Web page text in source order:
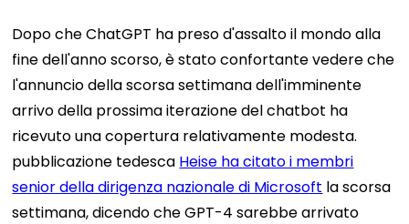
Dopo che ChatGPT ha preso d'assalto il mondo alla
fine dell'anno scorso, è stato confortante vedere che
l'annuncio della scorsa settimana dell'imminente
arrivo della prossima iterazione del chatbot ha
ricevuto una copertura relativamente modesta.
pubblicazione tedesca Heise ha citato i membri
senior della dirigenza nazionale di Microsoft la scorsa
settimana, dicendo che GPT-4 sarebbe arrivato